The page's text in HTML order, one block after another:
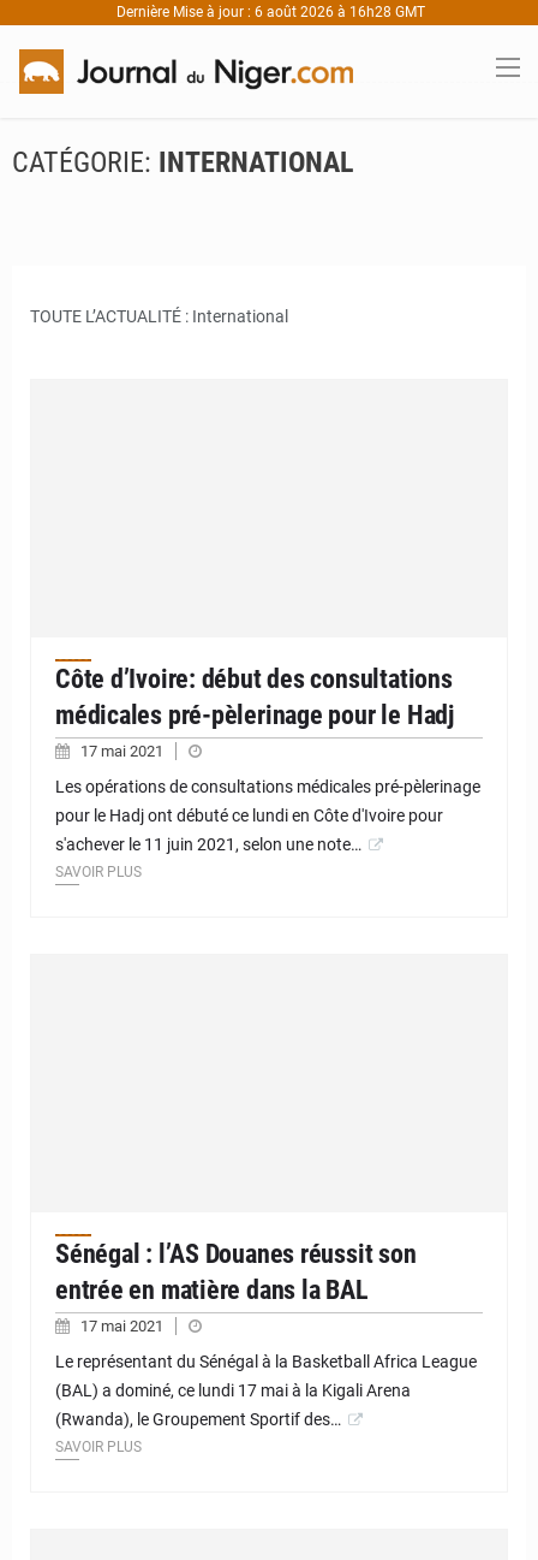
Dernière Mise à jour : 6 août 2026 à 16h28 GMT
CATÉGORIE: INTERNATIONAL
TOUTE L’ACTUALITÉ : International
Côte d’Ivoire: début des consultations
médicales pré-pèlerinage pour le Hadj
17 mai 2021
Les opérations de consultations médicales pré-pèlerinage
pour le Hadj ont débuté ce lundi en Côte d'Ivoire pour
s'achever le 11 juin 2021, selon une note…
SAVOIR PLUS
Sénégal : l’AS Douanes réussit son
entrée en matière dans la BAL
17 mai 2021
Le représentant du Sénégal à la Basketball Africa League
(BAL) a dominé, ce lundi 17 mai à la Kigali Arena
(Rwanda), le Groupement Sportif des…
SAVOIR PLUS